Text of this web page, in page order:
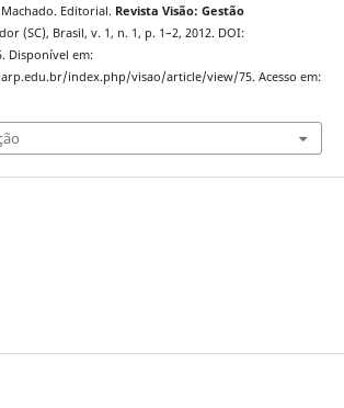
Machado. Editorial. Revista Visão: Gestão
(SC), Brasil, v. 1, n. 1, p. 1–2, 2012. DOI:
Disponível em:
index.php/visao/article/view/75. Acesso em: